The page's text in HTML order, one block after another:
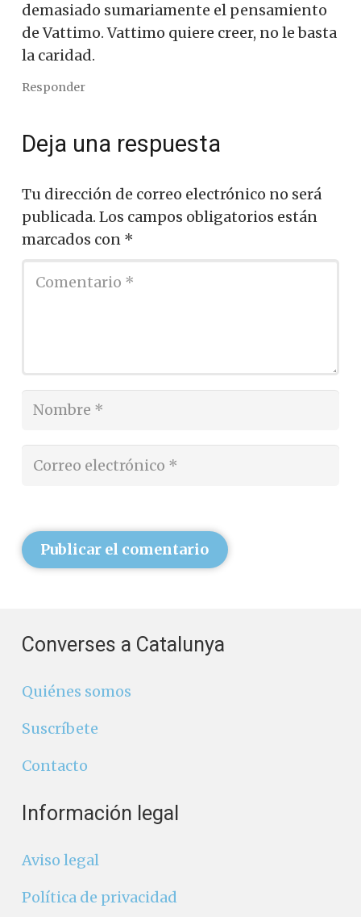
demasiado sumariamente el pensamiento
de Vattimo. Vattimo quiere creer, no le basta
la caridad.
Responder
Deja una respuesta
Tu dirección de correo electrónico no será
publicada. Los campos obligatorios están
marcados con *
Publicar el comentario
Converses a Catalunya
Quiénes somos
Suscríbete
Contacto
Información legal
Aviso legal
Política de privacidad